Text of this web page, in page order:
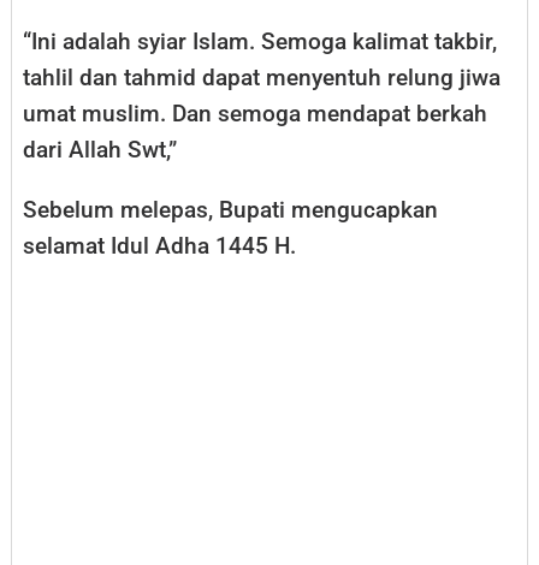
“Ini adalah syiar Islam. Semoga kalimat takbir,
tahlil dan tahmid dapat menyentuh relung jiwa
umat muslim. Dan semoga mendapat berkah
dari Allah Swt,”
Sebelum melepas, Bupati mengucapkan
selamat Idul Adha 1445 H.